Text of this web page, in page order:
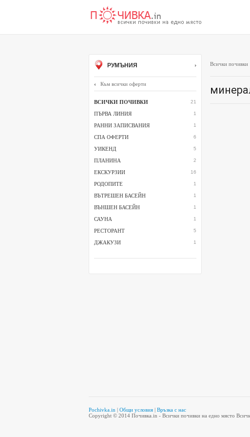
РУМЪНИЯ
Към всички оферти
ВСИЧКИ ПОЧИВКИ 21
ПЪРВА ЛИНИЯ 1
РАННИ ЗАПИСВАНИЯ 1
СПА ОФЕРТИ 6
УИКЕНД 5
ПЛАНИНА 2
ЕКСКУРЗИИ 16
РОДОПИТЕ 1
ВЪТРЕШЕН БАСЕЙН 1
ВЪНШЕН БАСЕЙН 1
САУНА 1
РЕСТОРАНТ 5
ДЖАКУЗИ 1
Всички почивки
Pochivka.in | Общи условия | Връзка с нас
Copyright © 2014 Почивка.in - Всички почивки на едно място